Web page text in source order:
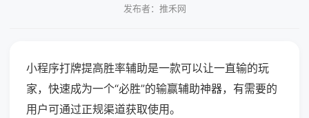
发布者：推禾网
小程序打牌提高胜率辅助是一款可以让一直输的玩
家，快速成为一个“必胜”的输赢辅助神器，有需要的
用户可通过正规渠道获取使用。